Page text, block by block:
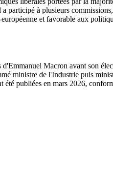
participé à plusieurs
et favorable aux
Macron avant son
ministre de l'Industrie puis
publiées en mars 2026,